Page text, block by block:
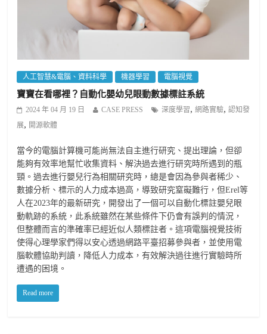
人工智慧&電腦、資料科學 機器學習 電腦視覺
寶寶在看哪裡？自動化嬰幼兒眼動數據標註系統
2024 年 04 月 19 日 CASE PRESS 深度學習,網路實驗,認知發
展, 開源軟體
當今的電腦計算機可能尚無法自主進行研究、提出理論，但卻
能夠有效率地幫忙收集資料、解決過去進行研究時所遇到的瓶
頸。過去進行嬰兒行為相關研究時，總是會因為參與者稀少、
數據分析、標示的人力成本過高，導致研究窒礙難行，但Erel等
人在2023年的最新研究，開發出了一個可以自動化標註嬰兒眼
動軌跡的系統，此系統雖然在某些條件下仍會有誤判的情況，
但整體而言的準確率已經近似人類標註者。這項電腦視覺技術
使得心理學家們得以安心透過網路平臺招募參與者，並使用電
腦軟體協助判讀，降低人力成本，有效解決過往進行實驗時所
遭遇的困境。
Read more